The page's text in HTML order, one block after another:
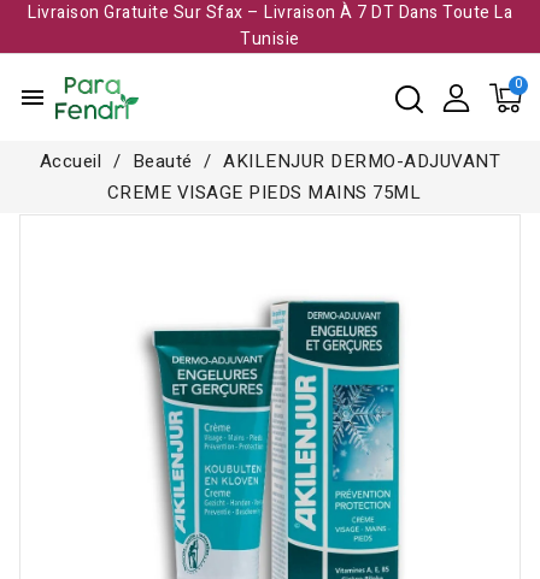
Livraison Gratuite Sur Sfax – Livraison À 7 DT Dans Toute La
Tunisie​
menu
Accueil Beauté
AKILENJUR DERMO-ADJUVANT
CREME VISAGE PIEDS MAINS 75ML